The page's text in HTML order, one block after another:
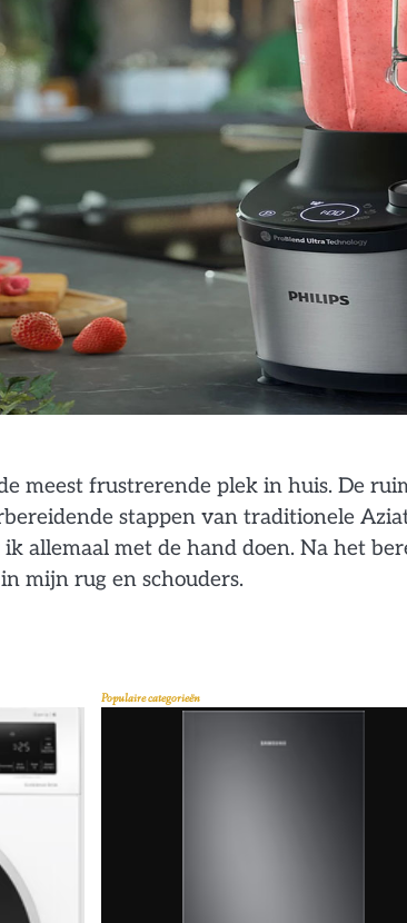
meest frustrerende plek in huis. De
stappen van traditionele
allemaal met de hand doen. Na het
mijn rug en schouders.
Populaire categorieën